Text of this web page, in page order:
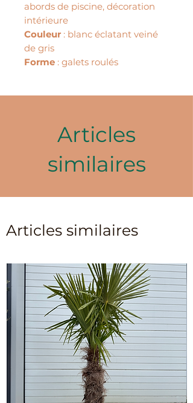
abords de piscine, décoration
intérieure
Couleur : blanc éclatant veiné
de gris
Forme : galets roulés
Articles
similaires
Articles similaires